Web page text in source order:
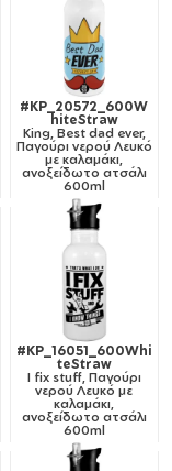
#KP_20572_600W
hiteStraw
King, Best dad ever,
Παγούρι νερού Λευκό
με καλαμάκι,
ανοξείδωτο ατσάλι
600ml
#KP_16051_600Whi
teStraw
I fix stuff, Παγούρι
νερού Λευκό με
καλαμάκι,
ανοξείδωτο ατσάλι
600ml